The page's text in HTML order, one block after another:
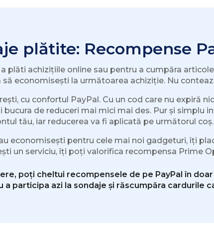
plătite: Recompense
plăti achizițiile online sau pentru a cumpăra
economisești la următoarea achiziție. Nu
cu confortul PayPal. Cu un cod care nu expiră
de reduceri mai mici mai des. Pur și simplu
tău, iar reducerea va fi aplicată pe următorul coș.
economisești pentru cele mai noi gadgeturi, îți
un serviciu, îți poți valorifica recompensa Prime
poți cheltui recompensele de pe PayPal în
a participa azi la sondaje și răscumpăra cardurile